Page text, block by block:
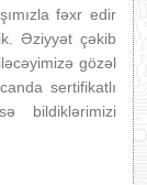
fəxr edir
Əziyyət çəkib
gözəl
sertifikatlı
bildiklərimizi